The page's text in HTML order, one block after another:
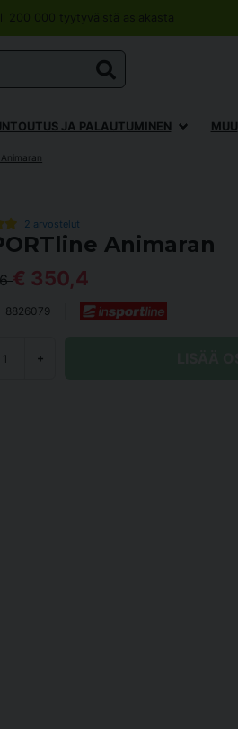
200 000 tyytyväistä asiakasta
JA PALAUTUMINEN MUU
Animaran
2 arvostelut
Animaran
€ 350,4
8826079
+